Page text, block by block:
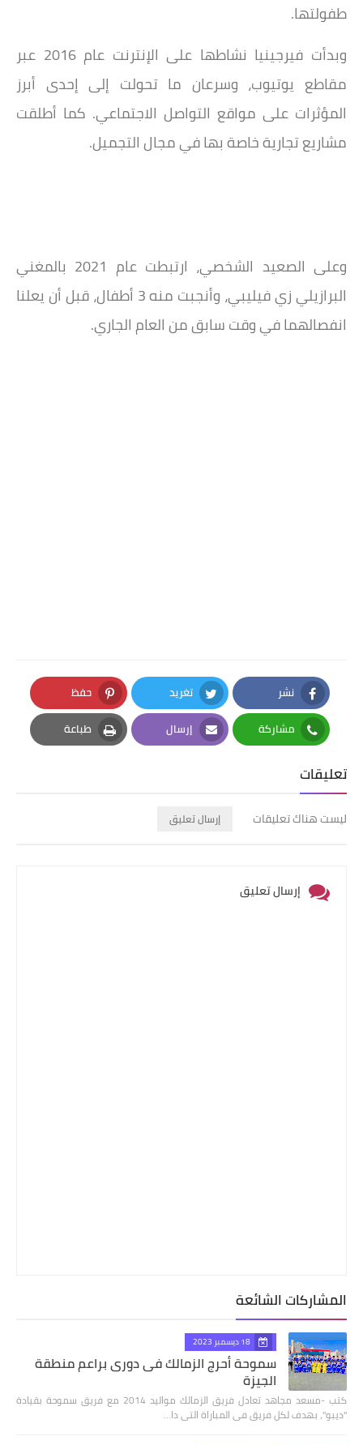
طفولتها.
وبدأت فيرجينيا نشاطها على الإنترنت عام 2016 عبر
مقاطع يوتيوب، وسرعان ما تحولت إلى إحدى أبرز
المؤثرات على مواقع التواصل الاجتماعي. كما أطلقت
مشاريع تجارية خاصة بها في مجال التجميل.
وعلى الصعيد الشخصي، ارتبطت عام 2021 بالمغني
البرازيلي زي فيليبي، وأنجبت منه 3 أطفال، قبل أن يعلنا
انفصالهما في وقت سابق من العام الجاري.
نشر
Facebook
تغريد
Twitter
حفظ
Pinterest
مشاركة
Whatsapp
إرسال
Email
طباعة
Print
تعليقات
ليست هناك تعليقات إرسال تعليق
إرسال تعليق
المشاركات الشائعة
18 ديسمبر 2023
سموحة أحرج الزمالك فى دورى براعم منطقة
الجيزة
كتب -مسعد مجاهد تعادل فريق الزمالك مواليد 2014 مع فريق سموحة بقيادة
"ديبو"، بهدف لكل فريق فى المباراة التى دا…